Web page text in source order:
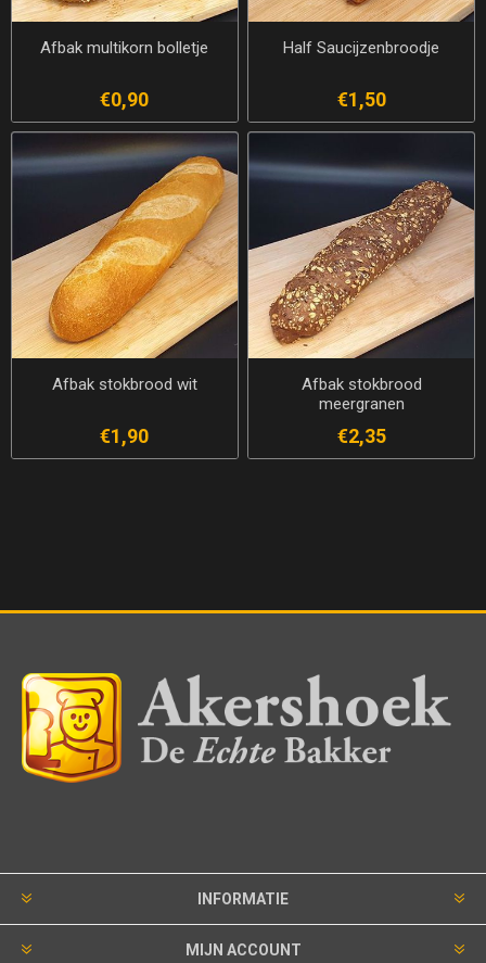
Afbak multikorn bolletje
€0,90
Half Saucijzenbroodje
€1,50
Afbak stokbrood wit
€1,90
Afbak stokbrood
meergranen
€2,35
INFORMATIE
MIJN ACCOUNT